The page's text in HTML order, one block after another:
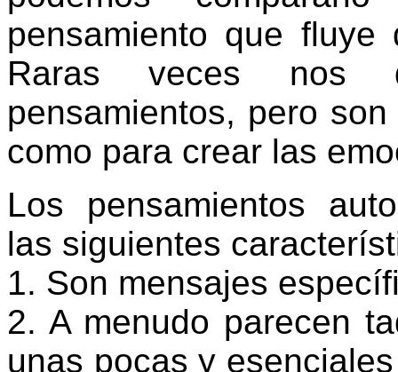
pensamiento que
Raras veces nos
pensamientos, pero
como para crear las
Los pensamientos
las siguientes
1. Son mensajes
2. A menudo parecen
unas pocas y